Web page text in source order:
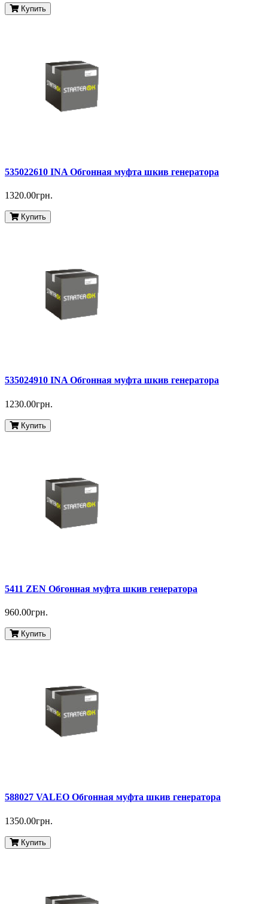
Купить
535022610 INA Обгонная муфта шкив генератора
1320.00грн.
Купить
535024910 INA Обгонная муфта шкив генератора
1230.00грн.
Купить
5411 ZEN Обгонная муфта шкив генератора
960.00грн.
Купить
588027 VALEO Обгонная муфта шкив генератора
1350.00грн.
Купить